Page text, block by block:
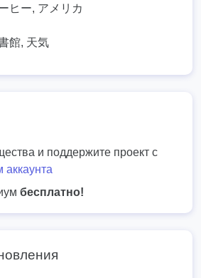
ヒー, アメリカ
館, 天気
и поддержите проект с
аккаунта
бесплатно!